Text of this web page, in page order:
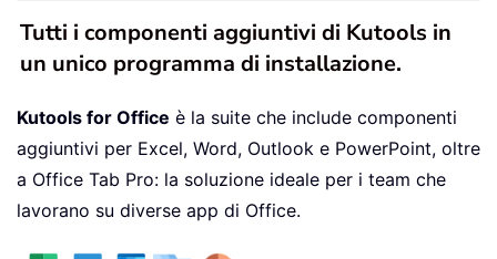
Tutti i componenti aggiuntivi di Kutools in
un unico programma di installazione.
Kutools for Office è la suite che include componenti
aggiuntivi per Excel, Word, Outlook e PowerPoint, oltre
a Office Tab Pro: la soluzione ideale per i team che
lavorano su diverse app di Office.